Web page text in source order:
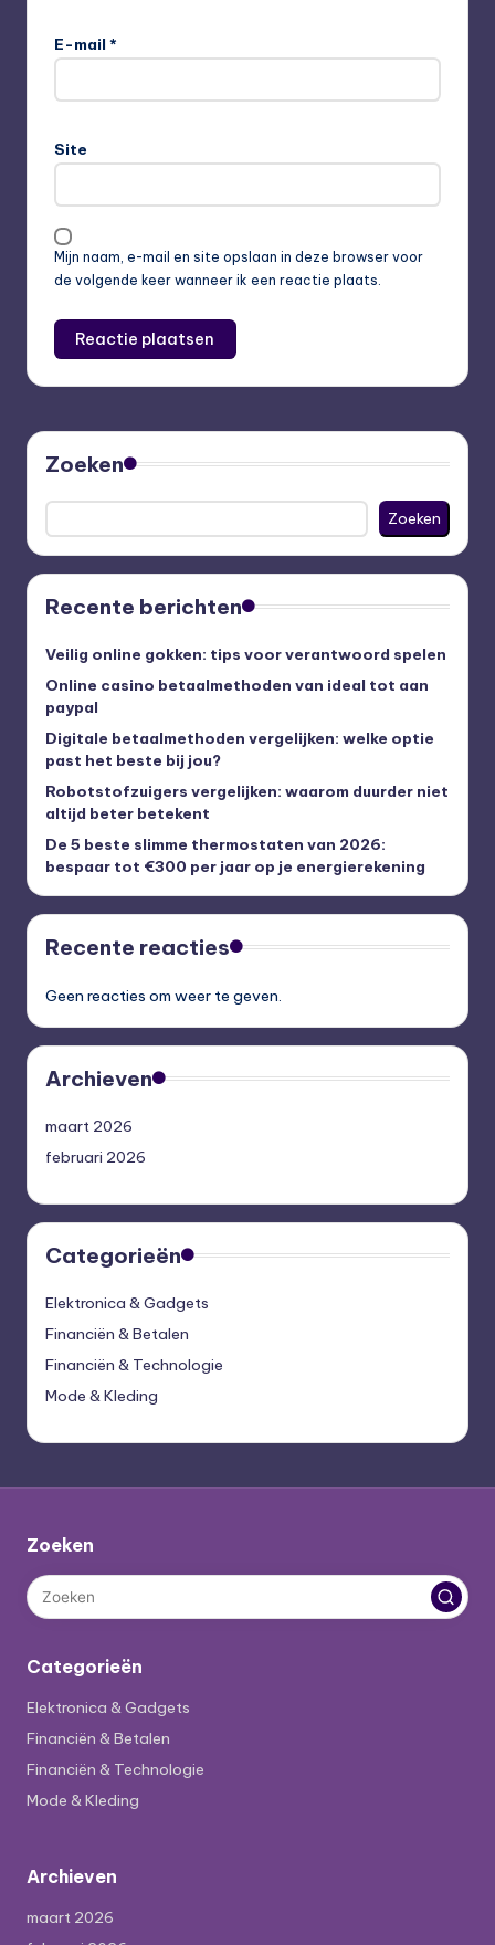
E-mail *
Site
Mijn naam, e-mail en site opslaan in deze browser voor
de volgende keer wanneer ik een reactie plaats.
Zoeken
Zoeken
Recente berichten
Veilig online gokken: tips voor verantwoord spelen
Online casino betaalmethoden van ideal tot aan
paypal
Digitale betaalmethoden vergelijken: welke optie
past het beste bij jou?
Robotstofzuigers vergelijken: waarom duurder niet
altijd beter betekent
De 5 beste slimme thermostaten van 2026:
bespaar tot €300 per jaar op je energierekening
Recente reacties
Geen reacties om weer te geven.
Archieven
maart 2026
februari 2026
Categorieën
Elektronica & Gadgets
Financiën & Betalen
Financiën & Technologie
Mode & Kleding
Zoeken
Categorieën
Elektronica & Gadgets
Financiën & Betalen
Financiën & Technologie
Mode & Kleding
Archieven
maart 2026